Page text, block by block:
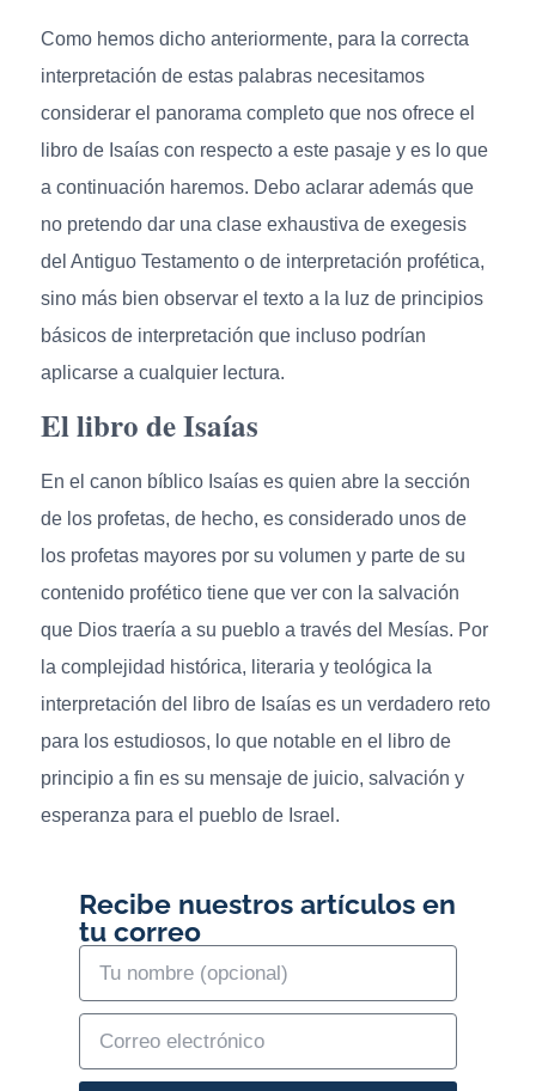
Como hemos dicho anteriormente, para la correcta
interpretación de estas palabras necesitamos
considerar el panorama completo que nos ofrece el
libro de Isaías con respecto a este pasaje y es lo que
a continuación haremos. Debo aclarar además que
no pretendo dar una clase exhaustiva de exegesis
del Antiguo Testamento o de interpretación profética,
sino más bien observar el texto a la luz de principios
básicos de interpretación que incluso podrían
aplicarse a cualquier lectura.
El libro de Isaías
En el canon bíblico Isaías es quien abre la sección
de los profetas, de hecho, es considerado unos de
los profetas mayores por su volumen y parte de su
contenido profético tiene que ver con la salvación
que Dios traería a su pueblo a través del Mesías. Por
la complejidad histórica, literaria y teológica la
interpretación del libro de Isaías es un verdadero reto
para los estudiosos, lo que notable en el libro de
principio a fin es su mensaje de juicio, salvación y
esperanza para el pueblo de Israel.
Recibe nuestros artículos en
tu correo